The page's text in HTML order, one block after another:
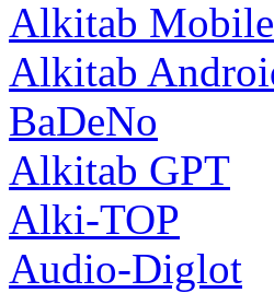
Alkitab Mobile
Alkitab
BaDeNo
Alkitab GPT
Alki-TOP
Audio-Diglot